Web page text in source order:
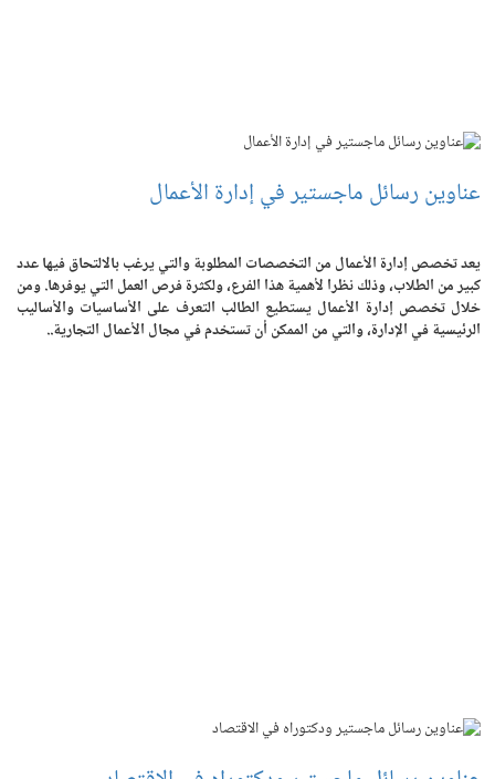
عناوين رسائل ماجستير في إدارة الأعمال
يعد تخصص إدارة الأعمال من التخصصات المطلوبة والتي يرغب بالالتحاق فيها عدد
كبير من الطلاب، وذلك نظرا لأهمية هذا الفرع، ولكثرة فرص العمل التي يوفرها. ومن
خلال تخصص إدارة الأعمال يستطيع الطالب التعرف على الأساسيات والأساليب
الرئيسية في الإدارة، والتي من الممكن أن تستخدم في مجال الأعمال التجارية..